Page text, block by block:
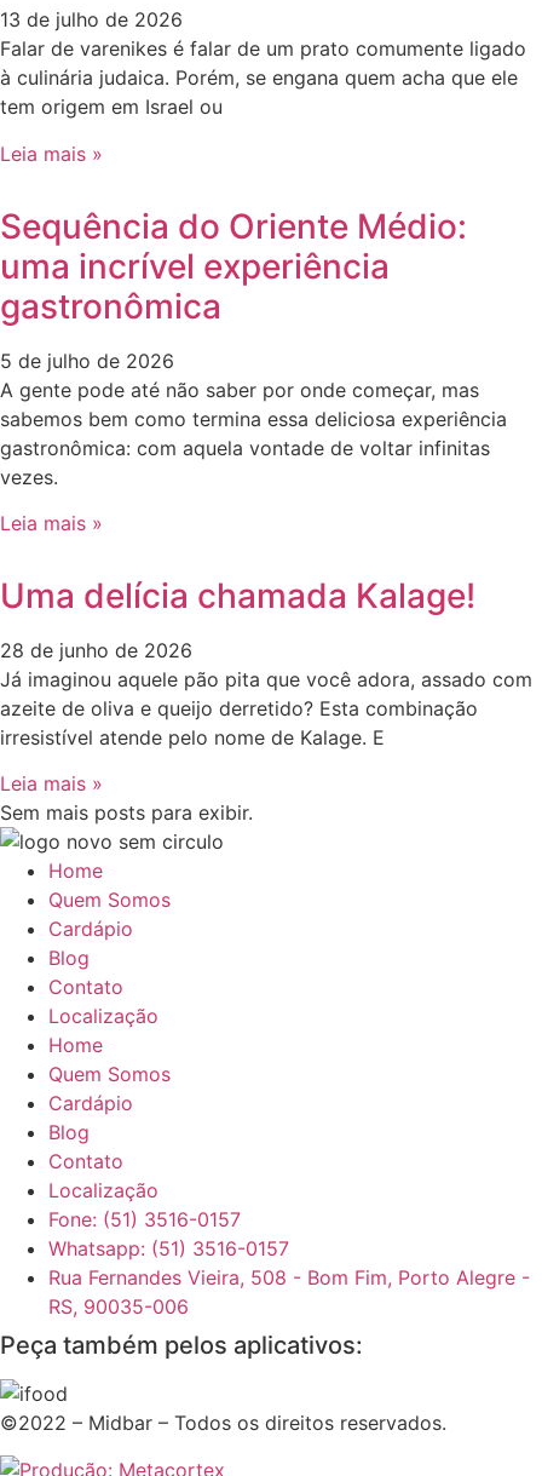
13 de julho de 2026
Falar de varenikes é falar de um prato comumente ligado
à culinária judaica. Porém, se engana quem acha que ele
tem origem em Israel ou
Leia mais »
Sequência do Oriente Médio:
uma incrível experiência
gastronômica
5 de julho de 2026
A gente pode até não saber por onde começar, mas
sabemos bem como termina essa deliciosa experiência
gastronômica: com aquela vontade de voltar infinitas
vezes.
Leia mais »
Uma delícia chamada Kalage!
28 de junho de 2026
Já imaginou aquele pão pita que você adora, assado com
azeite de oliva e queijo derretido? Esta combinação
irresistível atende pelo nome de Kalage. E
Leia mais »
Sem mais posts para exibir.
Home
Quem Somos
Cardápio
Blog
Contato
Localização
Home
Quem Somos
Cardápio
Blog
Contato
Localização
Fone: (51) 3516-0157
Whatsapp: (51) 3516-0157
Rua Fernandes Vieira, 508 - Bom Fim, Porto Alegre -
RS, 90035-006
Peça também pelos aplicativos:
©2022 – Midbar – Todos os direitos reservados.